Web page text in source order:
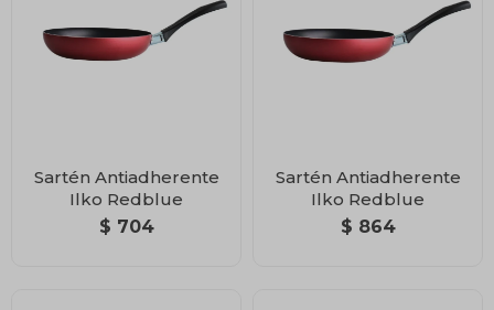
Sartén Antiadherente
Ilko Redblue
$ 704
Sartén Antiadherente
Ilko Redblue
$ 864